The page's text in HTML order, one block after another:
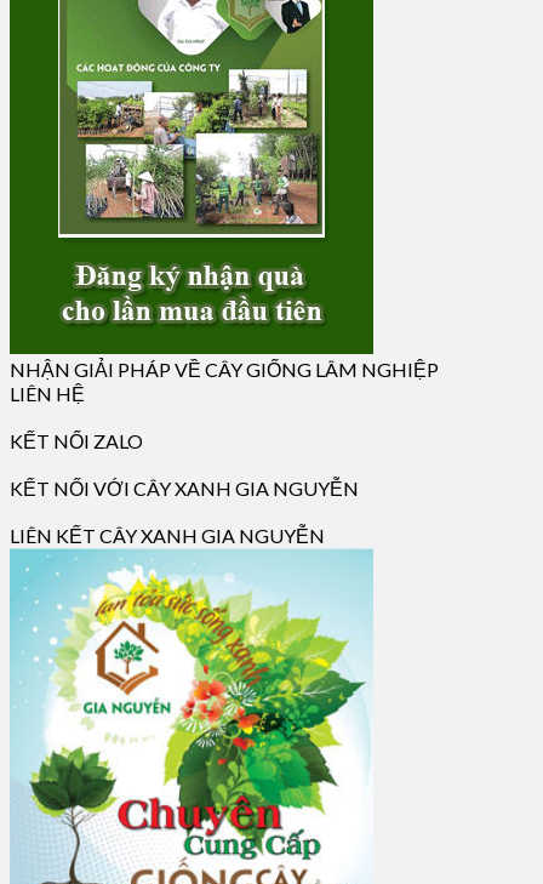
NHẬN GIẢI PHÁP VỀ CÂY GIỐNG LÂM NGHIỆP
LIÊN HỆ
KẾT NỐI ZALO
KẾT NỐI VỚI CÂY XANH GIA NGUYỄN
LIÊN KẾT CÂY XANH GIA NGUYỄN